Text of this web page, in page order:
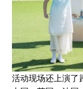
活动现场还上演了